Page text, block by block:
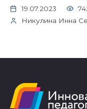
19.07.2023
Никулина Инна